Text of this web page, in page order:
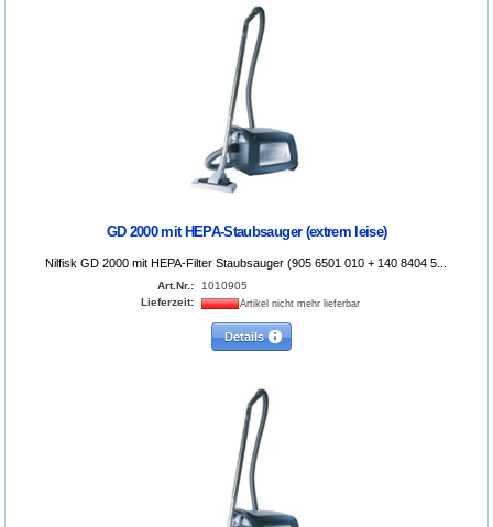
GD 2000 mit HEPA-Staubsauger (extrem leise)
Nilfisk GD 2000 mit HEPA-Filter Staubsauger (905 6501 010 + 140 8404 5...
Art.Nr.:
1010905
Lieferzeit:
Artikel nicht mehr lieferbar
Details